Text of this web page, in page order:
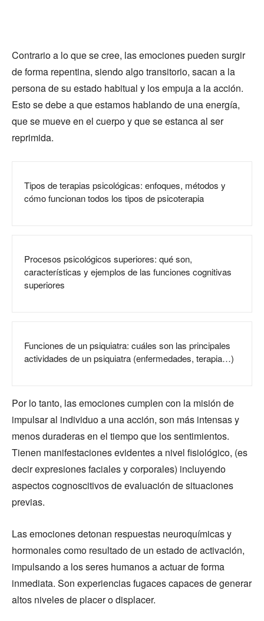
Contrario a lo que se cree, las emociones pueden surgir
de forma repentina, siendo algo transitorio, sacan a la
persona de su estado habitual y los empuja a la acción.
Esto se debe a que estamos hablando de una energía,
que se mueve en el cuerpo y que se estanca al ser
reprimida.
Tipos de terapias psicológicas: enfoques, métodos y
cómo funcionan todos los tipos de psicoterapia
Procesos psicológicos superiores: qué son,
características y ejemplos de las funciones cognitivas
superiores
Funciones de un psiquiatra: cuáles son las principales
actividades de un psiquiatra (enfermedades, terapia…)
Por lo tanto, las emociones cumplen con la misión de
impulsar al individuo a una acción, son más intensas y
menos duraderas en el tiempo que los sentimientos.
Tienen manifestaciones evidentes a nivel fisiológico, (es
decir expresiones faciales y corporales) incluyendo
aspectos cognoscitivos de evaluación de situaciones
previas.
Las emociones detonan respuestas neuroquímicas y
hormonales como resultado de un estado de activación,
impulsando a los seres humanos a actuar de forma
inmediata. Son experiencias fugaces capaces de generar
altos niveles de placer o displacer.